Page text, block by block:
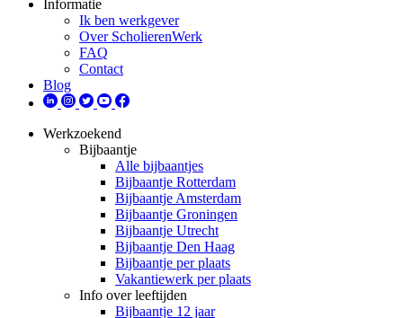
Informatie
Ik ben werkgever
Over ScholierenWerk
FAQ
Contact
Blog
Werkzoekend
Bijbaantje
Alle bijbaantjes
Bijbaantje Rotterdam
Bijbaantje Amsterdam
Bijbaantje Groningen
Bijbaantje Utrecht
Bijbaantje Den Haag
Bijbaantje per plaats
Vakantiewerk per plaats
Info over leeftijden
Bijbaantje 12 jaar